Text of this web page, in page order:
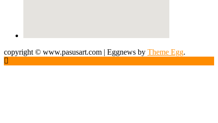
copyright © www.pasusart.com | Eggnews by Theme Egg.